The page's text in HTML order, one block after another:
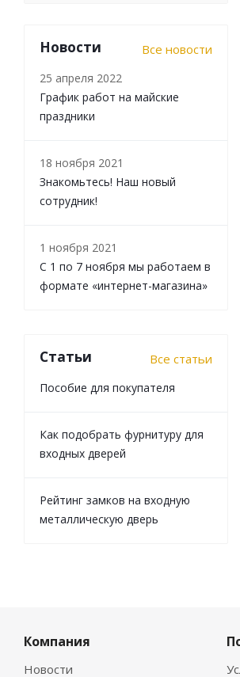
Новости Все новости
25 апреля 2022
График работ на майские
праздники
18 ноября 2021
Знакомьтесь! Наш новый
сотрудник!
1 ноября 2021
С 1 по 7 ноября мы работаем в
формате «интернет-магазина»
Статьи Все статьи
Пособие для покупателя
Как подобрать фурнитуру для
входных дверей
Рейтинг замков на входную
металлическую дверь
Компания
Новости